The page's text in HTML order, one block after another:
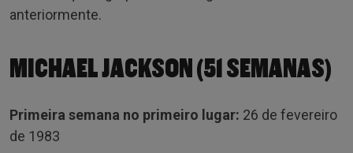
anteriormente.
MICHAEL JACKSON (51 SEMANAS)
Primeira semana no primeiro lugar: 26 de fevereiro
de 1983